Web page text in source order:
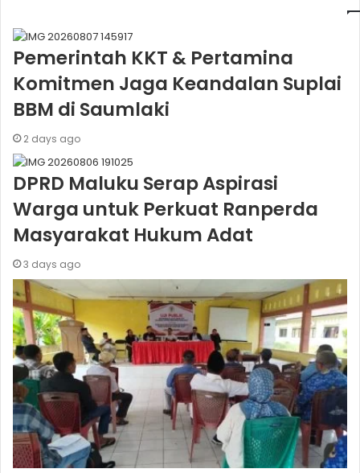
Pemerintah KKT & Pertamina
Komitmen Jaga Keandalan Suplai
BBM di Saumlaki
2 days ago
DPRD Maluku Serap Aspirasi
Warga untuk Perkuat Ranperda
Masyarakat Hukum Adat
3 days ago